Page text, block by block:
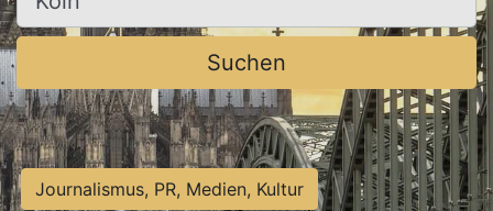
Suchen
Journalismus, PR, Medien, Kultur